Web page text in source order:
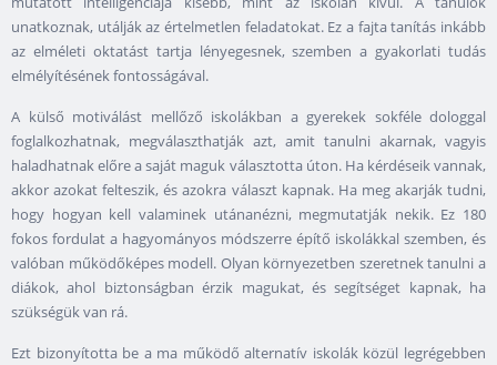
unatkoznak, utálják az értelmetlen feladatokat. Ez a fajta tanítás inkább
az elméleti oktatást tartja lényegesnek, szemben a gyakorlati tudás
elmélyítésének fontosságával.
A külső motiválást mellőző iskolákban a gyerekek sokféle dologgal
foglalkozhatnak, megválaszthatják azt, amit tanulni akarnak, vagyis
haladhatnak előre a saját maguk választotta úton. Ha kérdéseik vannak,
akkor azokat felteszik, és azokra választ kapnak. Ha meg akarják tudni,
hogy hogyan kell valaminek utánanézni, megmutatják nekik. Ez 180
fokos fordulat a hagyományos módszerre építő iskolákkal szemben, és
valóban működőképes modell. Olyan környezetben szeretnek tanulni a
diákok, ahol biztonságban érzik magukat, és segítséget kapnak, ha
szükségük van rá.
Ezt bizonyította be a ma működő alternatív iskolák közül legrégebben